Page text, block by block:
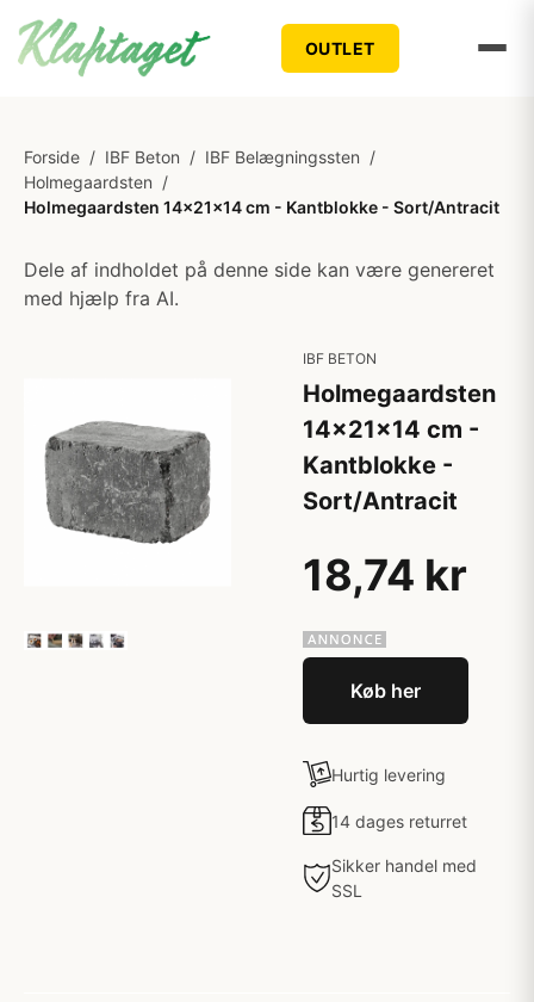
OUTLET
Forside / IBF Beton / IBF Belægningssten /
Holmegaardsten /
Holmegaardsten 14x21x14 cm - Kantblokke - Sort/Antracit
Dele af indholdet på denne side kan være genereret
med hjælp fra AI.
IBF BETON
Holmegaardsten
14x21x14 cm -
Kantblokke -
Sort/Antracit
18,74 kr
Køb her
Hurtig levering
14 dages returret
Sikker handel med
SSL